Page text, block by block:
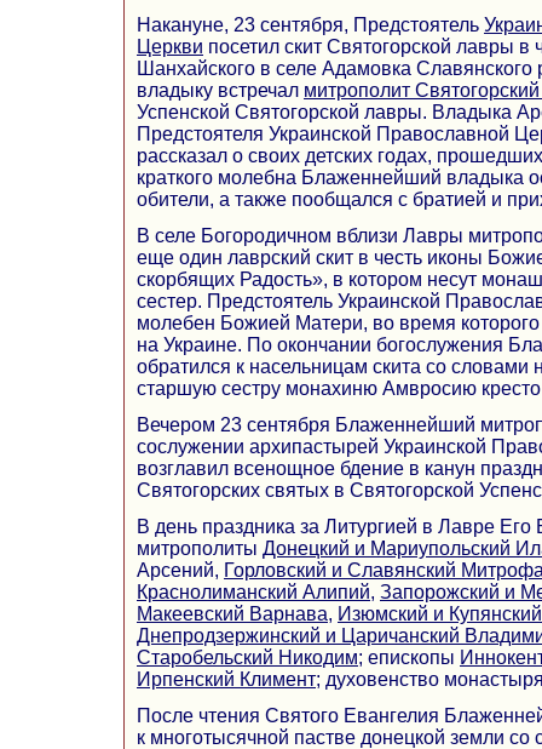
Накануне, 23 сентября, Предстоятель
Церкви посетил скит Святогорской лавры в
Шанхайского в селе Адамовка
владыку встречал митрополит
Успенской Святогорской лавры. Владыка
Предстоятеля Украинской Православной
рассказал о своих детских годах,
краткого молебна Блаженнейший владыка
обители, а также пообщался с братией и
В селе Богородичном вблизи Лавры
еще один лаврский скит в честь иконы
скорбящих Радость», в котором несут
сестер. Предстоятель Украинской
молебен Божией Матери, во время
на Украине. По окончании богослужения
обратился к насельницам скита со словами
старшую сестру монахиню Амвросию
Вечером 23 сентября Блаженнейший
сослужении архипастырей Украинской
возглавил всенощное бдение в канун
Святогорских святых в Святогорской
В день праздника за Литургией в Лавре
митрополиты Донецкий и Мариупольский
Арсений, Горловский и Славянский
Краснолиманский Алипий, Запорожский и
Макеевский Варнава, Изюмский и
Днепродзержинский и Царичанский
Старобельский Никодим; епископы
Ирпенский Климент; духовенство
После чтения Святого Евангелия
к многотысячной пастве донецкой земли со